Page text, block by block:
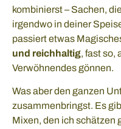
kombinierst – Sachen,
irgendwo in deiner
passiert etwas
und reichhaltig, fast so,
Verwöhnendes gönnen.
Was aber den ganzen
zusammenbringst. Es
Mixen, den ich schätzen